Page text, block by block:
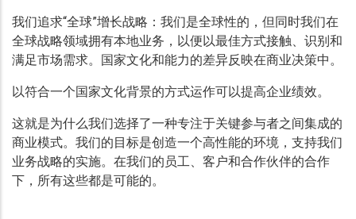
我们追求“全球”增长战略：我们是全球性的，但同时我们在
全球战略领域拥有本地业务，以便以最佳方式接触、识别和
满足市场需求。国家文化和能力的差异反映在商业决策中。
以符合一个国家文化背景的方式运作可以提高企业绩效。
这就是为什么我们选择了一种专注于关键参与者之间集成的
商业模式。我们的目标是创造一个高性能的环境，支持我们
业务战略的实施。在我们的员工、客户和合作伙伴的合作
下，所有这些都是可能的。